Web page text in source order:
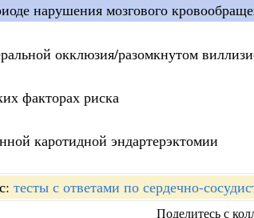
нарушения мозгового
окклюзия/разомкнутом
факторах риска
каротидной эндартерэктомии
тесты с ответами по сердечно-
Поделитесь с